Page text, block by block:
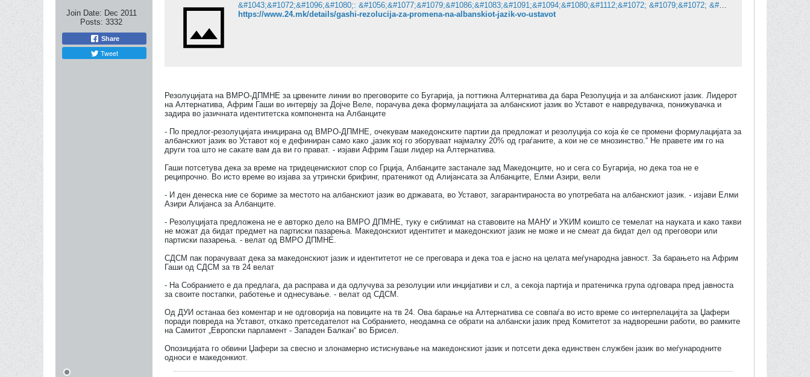
Join Date: Dec 2011
Posts: 3332
Share
Tweet
&#1043;&#1072;&#1096;&#1080;: &#1056;&#1077;&#1079;&#1086;&#1083;&#1091;&#1094;&#1080;&#1112;&#1072; &#1079;&#1072; &#1087;&#1088;&#1086;&#1084;&#1077;&#1085;&#1072; &#1085;&#1072; &#1072;&#1083;&#1073;&#1072;&#1085;&#1089;&#1082;&#1080;&#1086;&#1090; &#1112;&#1072;&#1079;&#1080;&#1082; &#1074;&#1086; &#1059;&#1089;&#1090;&#1072;&#1074;&#1086;&#1090;
https://www.24.mk/details/gashi-rezolucija-za-promena-na-albanskiot-jazik-vo-ustavot
Резолуцијата на ВМРО-ДПМНЕ за црвените линии во преговорите со Бугарија, ја поттикна Алтернатива да бара Резолуција и за албанскиот јазик. Лидерот
на Алтернатива, Африм Гаши во интервју за Дојче Веле, порачува дека формулацијата за албанскиот јазик во Уставот е навредувачка, понижувачка и
задира во јазичната идентитетска компонента на Албанците
- По предлог-резолуцијата иницирана од ВМРО-ДПМНЕ, очекувам македонските партии да предложат и резолуција со која ќе се промени формулацијата за
албанскиот јазик во Уставот кој е дефиниран само како „јазик кој го зборуваат најмалку 20% од граѓаните, а кои не се мнозинство.“ Не правете им го на
други тоа што не сакате вам да ви го прават. - изјави Африм Гаши лидер на Алтернатива.
Гаши потсетува дека за време на тридеценискиот спор со Грција, Албанците застанале зад Македонците, но и сега со Бугарија, но дека тоа не е
реципрочно. Во исто време во изјава за утрински брифинг, пратеникот од Алијансата за Албанците, Елми Азири, вели
- И ден денеска ние се бориме за местото на албанскиот јазик во државата, во Уставот, загарантираноста во употребата на албанскиот јазик. - изјави Елми
Азири Алијанса за Албанците.
- Резолуцијата предложена не е авторко дело на ВМРО ДПМНЕ, туку е сиблимат на ставовите на МАНУ и УКИМ коишто се темелат на науката и како такви
не можат да бидат предмет на партиски пазарења. Македонскиот идентитет и македонскиот јазик не може и не смеат да бидат дел од преговори или
партиски пазарења. - велат од ВМРО ДПМНЕ.
СДСМ пак порачуваат дека за македонскиот јазик и идентитетот не се преговара и дека тоа е јасно на целата меѓународна јавност. За барањето на Африм
Гаши од СДСМ за тв 24 велат
- На Собранието е да предлага, да расправа и да одлучува за резолуции или инцијативи и сл, а секоја партија и пратеничка група одговара пред јавноста
за своите постапки, работење и однесување. - велат од СДСМ.
Од ДУИ останаа без коментар и не одговорија на повиците на тв 24. Ова барање на Алтернатива се совпаѓа во исто време со интерпелацијта за Џафери
поради повреда на Уставот, откако претседателот на Собранието, неодамна се обрати на албански јазик пред Комитетот за надворешни работи, во рамките
на Самитот „Европски парламент - Западен Балкан“ во Брисел.
Опозицијата го обвини Џафери за свесно и злонамерно истиснување на македонскиот јазик и потсети дека единствен службен јазик во меѓународните
односи е македонкиот.